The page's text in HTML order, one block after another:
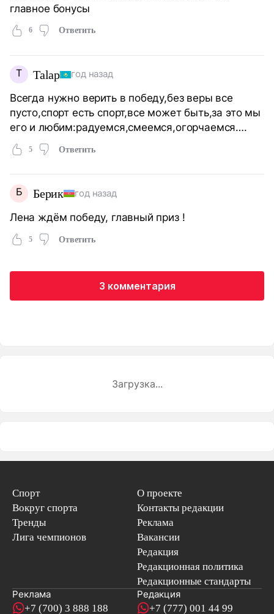
главное бонусы
6 Ответить
T Talap год назад
Всегда нужно верить в победу,без веры все
пусто,спорт есть спорт,все может быть,за это мы
его и любим:радуемся,смеемся,огорчаемся….
5 Ответить
Б Берик год назад
Лена ждём победу, главный приз !
5 Ответить
3 комментария
Загрузка...
Спорт
Вокруг спорта
Тренды
Лига чемпионов
О проекте
Контакты редакции
Реклама
Вакансии
Редакция
Редакционная политика
Редакционные стандарты
Реклама
+7 (700) 3 888 188
Редакция
+7 (777) 001 44 99